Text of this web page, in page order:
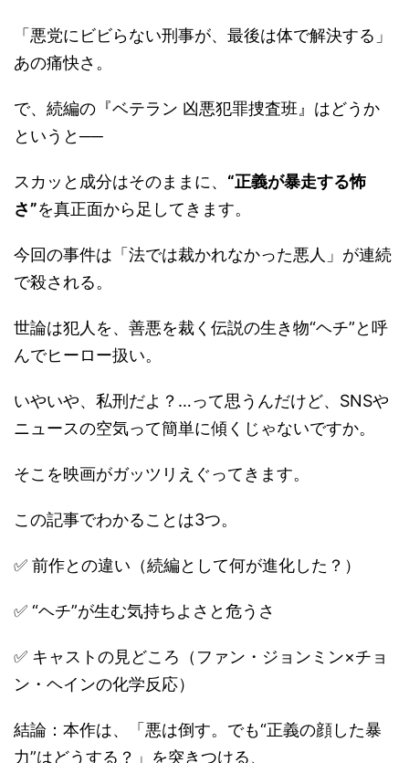
「悪党にビビらない刑事が、最後は体で解決する」
あの痛快さ。
で、続編の『ベテラン 凶悪犯罪捜査班』はどうか
というと──
スカッと成分はそのままに、 “正義が暴走する怖
さ”を真正面から足してきます。
今回の事件は「法では裁かれなかった悪人」が連続
で殺される。
世論は犯人を、善悪を裁く伝説の生き物“ヘチ”と呼
んでヒーロー扱い。
いやいや、私刑だよ？…って思うんだけど、SNSや
ニュースの空気って簡単に傾くじゃないですか。
そこを映画がガッツリえぐってきます。
この記事でわかることは3つ。
✅ 前作との違い（続編として何が進化した？）
✅ “ヘチ”が生む気持ちよさと危うさ
✅ キャストの見どころ（ファン・ジョンミン×チョ
ン・ヘインの化学反応）
結論：本作は、「悪は倒す。でも“正義の顔した暴
力”はどうする？」を突きつける、